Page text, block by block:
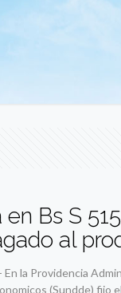
en Bs S
al
la Providencia
(Sundde) fijo